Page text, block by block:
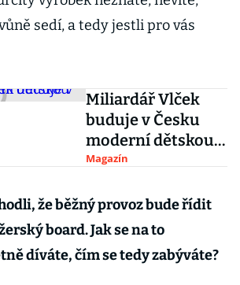
sedí, a tedy jestli pro vás
Miliardář Vlček
buduje v Česku
moderní dětskou
paliativní péči
Magazín
že běžný provoz bude řídit
board. Jak se na to
díváte, čím se tedy zabýváte?